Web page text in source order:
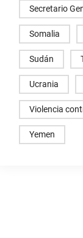
Secretario
Somalia
Sudán
Ucrania
Violencia
Yemen